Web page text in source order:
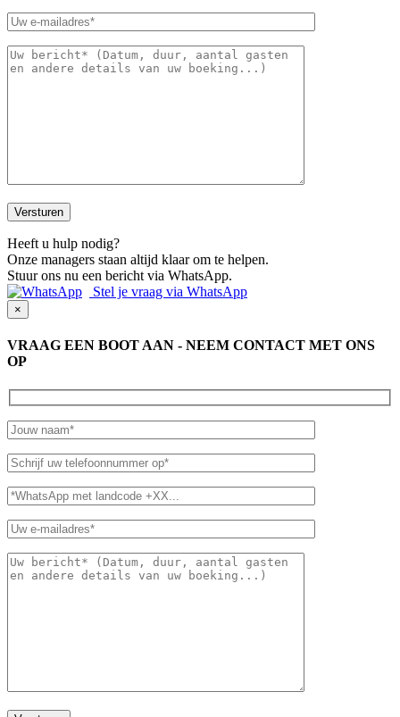
Heeft u hulp nodig?
Onze managers staan altijd klaar om te helpen.
Stuur ons nu een bericht via WhatsApp.
Stel je vraag via WhatsApp
×
VRAAG EEN BOOT AAN - NEEM CONTACT MET ONS
OP